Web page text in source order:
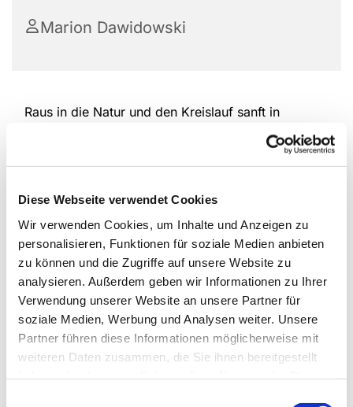
Diese Webseite verwendet Cookies
Wir verwenden Cookies, um Inhalte und Anzeigen zu
personalisieren, Funktionen für soziale Medien anbieten
zu können und die Zugriffe auf unsere Website zu
analysieren. Außerdem geben wir Informationen zu Ihrer
Verwendung unserer Website an unsere Partner für
soziale Medien, Werbung und Analysen weiter. Unsere
Partner führen diese Informationen möglicherweise mit
weiteren Daten zusammen, die Sie ihnen bereitgestellt
Marion Dawidowski
Raus in die Natur und den Kreislauf sanft in
Schwung bringen. Nordic Walking schont die
Gelenke und bewegt gleichzeitig die gesamte
Muskulatur. Für jedes Alter und unabhängig von
Haus der Begegnung.
Eine Anmeldung ist nicht erforderlich.
Frau Marion Dawidowski, Tel.: 0151 / 72 14 02 61
Mail:marion.dawidowski@kirche-steinhagen.de